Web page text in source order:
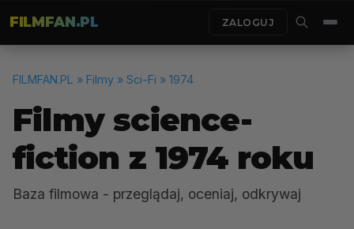
FILMFAN.PL ZALOGUJ
FILMFAN.PL » Filmy » Sci-Fi » 1974
Filmy science-
fiction z 1974 roku
Baza filmowa - przeglądaj, oceniaj, odkrywaj